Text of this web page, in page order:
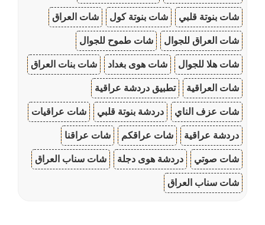
شات بنوتة قلبي شات بنوتة كول شات العراق
شات العراق للجوال شات طموح للجوال
شات هلا للجوال شات هوى بغداد شات بنات العراق
شات العراقية تطبيق دردشة عراقية
شات عزف الناي دردشة بنوتة قلبي شات عراقيات
دردشة عراقية شات عراقكم شات عراقنا
شات صوتي دردشة هوى دجلة شات سناب العراق
شات سناب العراق